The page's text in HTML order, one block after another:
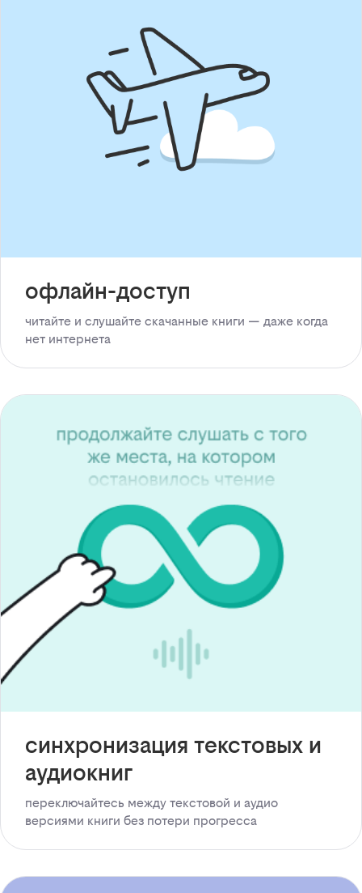
офлайн-доступ
читайте и слушайте скачанные книги — даже когда
нет интернета
синхронизация текстовых и
аудиокниг
переключайтесь между текстовой и аудио
версиями книги без потери прогресса